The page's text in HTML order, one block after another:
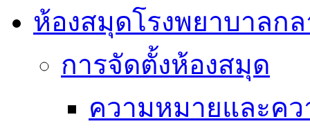
ห้องสมุดโรงพยาบาลกล
การจัดตั้งห้องสมุด
ความหมายและค